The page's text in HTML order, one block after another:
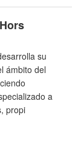
su
ámbito del
a
propi